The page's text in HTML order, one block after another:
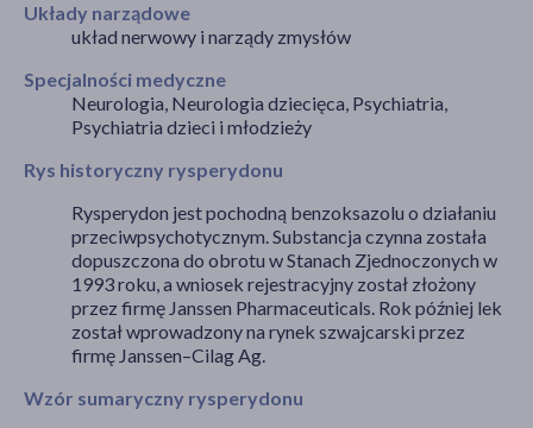
Układy narządowe
układ nerwowy i narządy zmysłów
Specjalności medyczne
Neurologia, Neurologia dziecięca, Psychiatria,
Psychiatria dzieci i młodzieży
Rys historyczny rysperydonu
Rysperydon jest pochodną benzoksazolu o działaniu
przeciwpsychotycznym. Substancja czynna została
dopuszczona do obrotu w Stanach Zjednoczonych w
1993 roku, a wniosek rejestracyjny został złożony
przez firmę Janssen Pharmaceuticals. Rok później lek
został wprowadzony na rynek szwajcarski przez
firmę Janssen–Cilag Ag.
Wzór sumaryczny rysperydonu